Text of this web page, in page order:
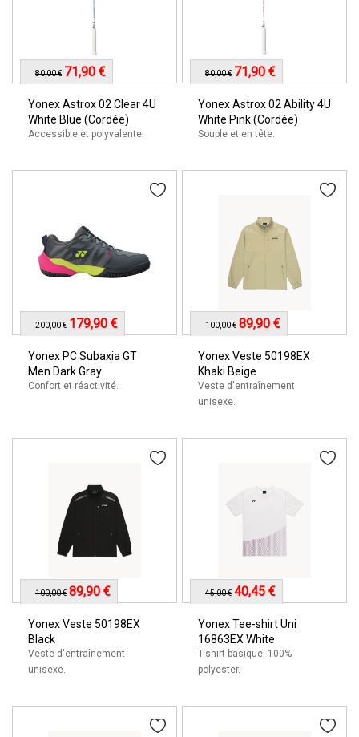
Yonex Astrox 02 Clear 4U
White Blue (Cordée)
Accessible et polyvalente.
80,00 € 71,90 €
Yonex Astrox 02 Ability 4U
White Pink (Cordée)
Souple et en tête.
80,00 € 71,90 €
Yonex PC Subaxia GT
Men Dark Gray
Confort et réactivité.
200,00 € 179,90 €
Yonex Veste 50198EX
Khaki Beige
Veste d'entraînement
unisexe.
100,00 € 89,90 €
Yonex Veste 50198EX
Black
Veste d'entraînement
unisexe.
100,00 € 89,90 €
Yonex Tee-shirt Uni
16863EX White
T-shirt basique. 100%
polyester.
45,00 € 40,45 €